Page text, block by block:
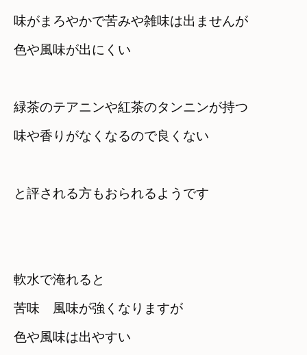
味がまろやかで苦みや雑味は出ませんが
色や風味が出にくい
緑茶のテアニンや紅茶のタンニンが持つ
味や香りがなくなるので良くない
と評される方もおられるようです
軟水で淹れると
苦味　風味が強くなりますが
色や風味は出やすい